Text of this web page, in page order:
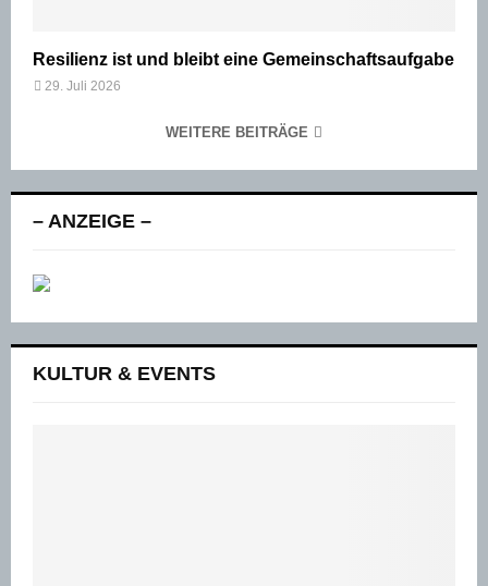
Resilienz ist und bleibt eine Gemeinschaftsaufgabe
29. Juli 2026
WEITERE BEITRÄGE
– ANZEIGE –
KULTUR & EVENTS